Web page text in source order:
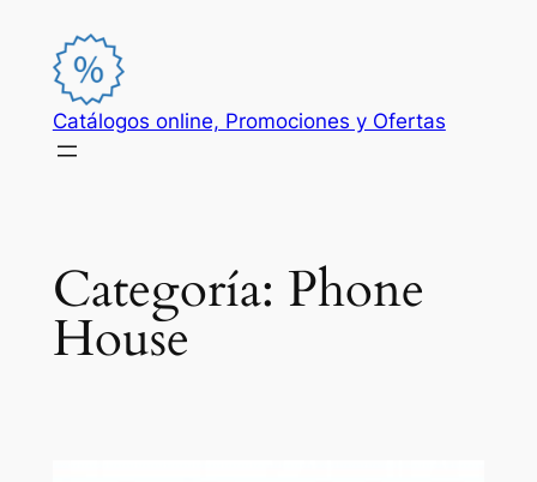
contenido
Catálogos online, Promociones y Ofertas
Categoría: Phone
House